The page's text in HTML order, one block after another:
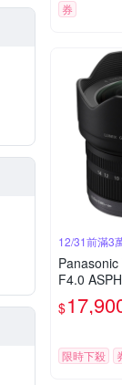
券
12/31前滿3
F4.0
頭 公司貨
$
限時下殺